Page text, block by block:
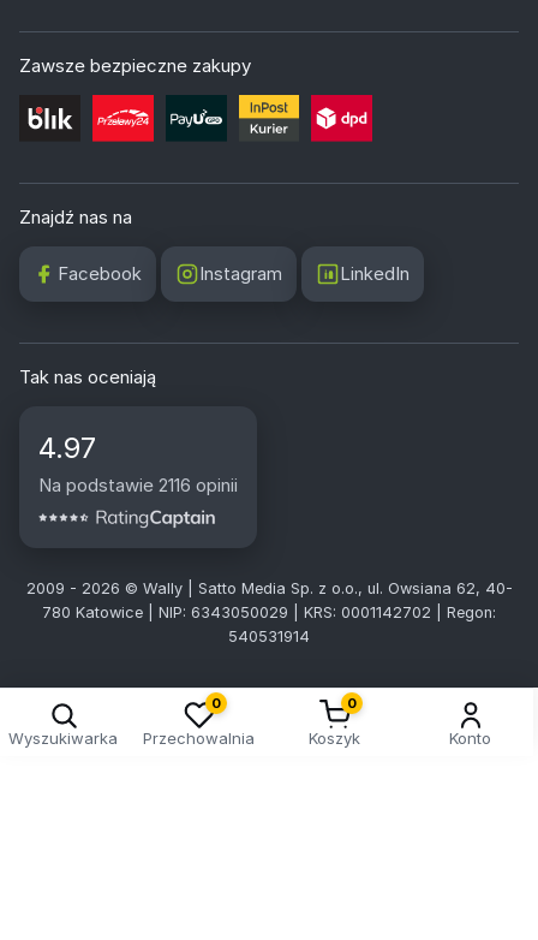
Zawsze bezpieczne zakupy
Znajdź nas na
Facebook Instagram LinkedIn
Tak nas oceniają
4.97
Na podstawie 2116 opinii
2009 - 2026 © Wally | Satto Media Sp. z o.o., ul. Owsiana 62, 40-
780 Katowice | NIP: 6343050029 | KRS: 0001142702 | Regon:
540531914
Wyszukiwarka
0
Przechowalnia
0
Koszyk Konto